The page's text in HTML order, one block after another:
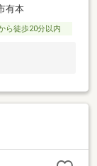
有本
ら徒歩20分以内